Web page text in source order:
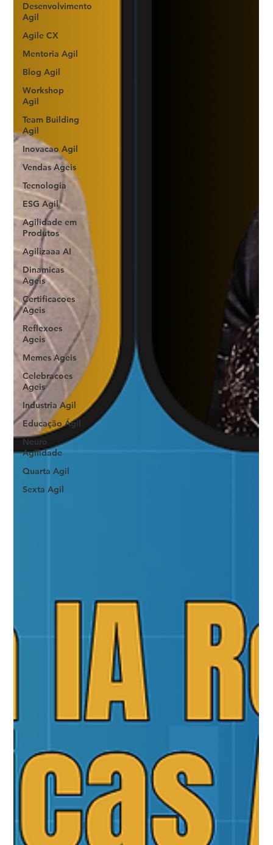
Desenvolvimento
Agil
Agile CX
Mentoria Agil
Blog Agil
Workshop
Agil
Team Building
Agil
Inovacao Agil
Vendas Ageis
Tecnologia
ESG Agil
Agilidade em
Produtos
Agilizaaa AI
Dinamicas
Ageis
Certificacoes
Ageis
Reflexoes
Ageis
Memes Ageis
Celebracoes
Ageis
Industria Agil
Educação Ágil
Neuro
Agilidade
Quarta Agil
Sexta Agil